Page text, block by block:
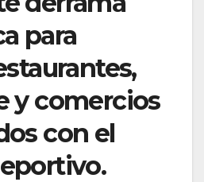
para
y comercios
con el